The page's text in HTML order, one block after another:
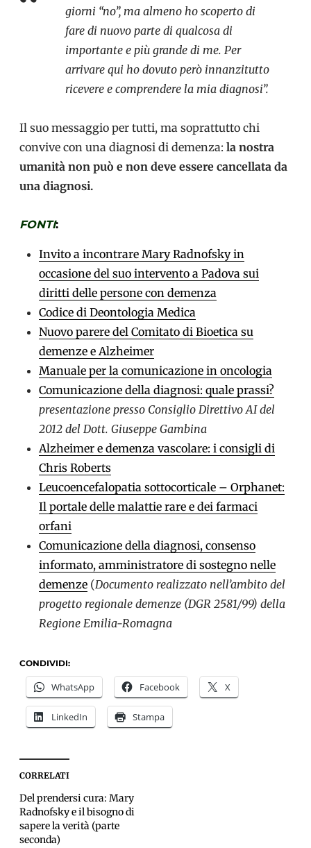
giorni “no”, ma almeno ho scoperto di
fare di nuovo parte di qualcosa di
importante e più grande di me. Per
arrivare qui ho dovuto però innanzitutto
ricevere e comprendere la mia diagnosi”.
Il suo messaggio per tutti, ma soprattutto chi
convive con una diagnosi di demenza: la nostra
umanità non può e non deve essere cancellata da
una diagnosi.
FONTI:
Invito a incontrare Mary Radnofsky in
occasione del suo intervento a Padova sui
diritti delle persone con demenza
Codice di Deontologia Medica
Nuovo parere del Comitato di Bioetica su
demenze e Alzheimer
Manuale per la comunicazione in oncologia
Comunicazione della diagnosi: quale prassi?
presentazione presso Consiglio Direttivo AI del
2012 del Dott. Giuseppe Gambina
Alzheimer e demenza vascolare: i consigli di
Chris Roberts
Leucoencefalopatia sottocorticale – Orphanet:
Il portale delle malattie rare e dei farmaci
orfani
Comunicazione della diagnosi, consenso
informato, amministratore di sostegno nelle
demenze (Documento realizzato nell’ambito del
progetto regionale demenze (DGR 2581/99) della
Regione Emilia-Romagna
CONDIVIDI:
WhatsApp Facebook X
LinkedIn Stampa
CORRELATI
Del prendersi cura: Mary
Radnofsky e il bisogno di
sapere la verità (parte
seconda)